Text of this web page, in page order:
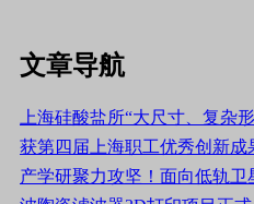
文章导航
上海硅酸盐所“大尺寸、复杂
获第四届上海职工优秀创新成
产学研聚力攻坚！面向低轨